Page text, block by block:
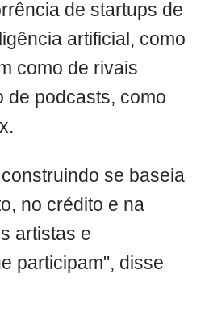
de startups de
artificial, como
como de rivais
de podcasts, como
se baseia
no crédito e na
artistas e
participam", disse